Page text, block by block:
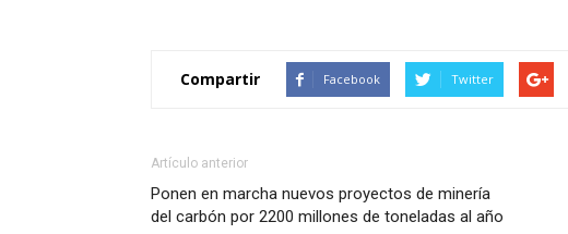
Compartir Facebook Twitter
Artículo anterior
Ponen en marcha nuevos proyectos de minería
del carbón por 2200 millones de toneladas al año